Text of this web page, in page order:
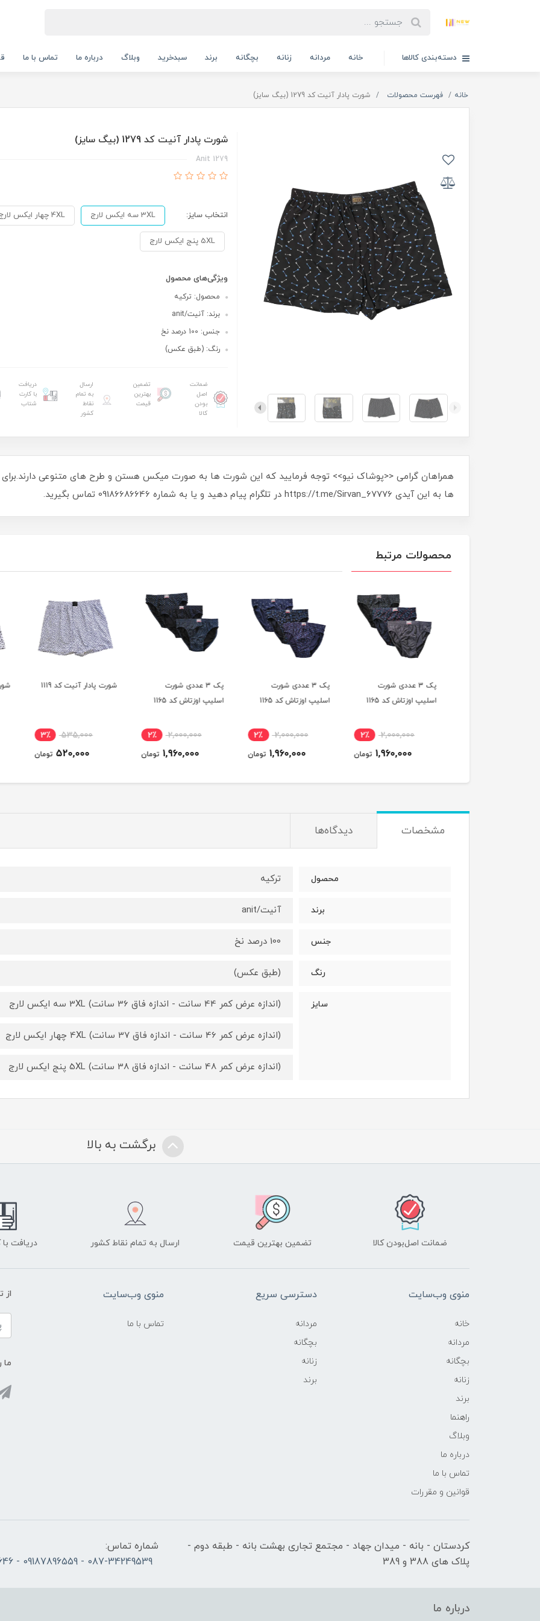
دسته‌بندی کالاها خانه مردانه زنانه بچگانه برند سبدخرید وبلاگ درباره ما تماس با ما
خانه فهرست محصولات شورت پادار آنیت کد 1279 (بیگ سایز)
شورت پادار آنیت کد 1279 (بیگ سایز)
Anit 1279
انتخاب سایز: 3XL سه ایکس لارج 4XL چهار ایکس لارج
5XL پنج ایکس لارج
ویژگی‌های محصول
محصول: ترکیه
برند: آنیت/anit
جنس: 100 درصد نخ
رنگ: (طبق عکس)
ضمانت
اصل
بودن
کالا
تضمین
بهترین
قیمت
ارسال
به تمام
نقاط
کشور
دریافت
با کارت
شتاب
همراهان گرامی <<پوشاک نیو>> توجه فرمایید که این شورت ها به صورت میکس هستن و طرح های متنوعی
ها به این آیدی https://t.me/Sirvan_67776 در تلگرام پیام دهید و یا به شماره 09186686646 تماس بگیرید.
محصولات مرتبط
پک 3 عددی شورت
اسلیپ اوزتاش کد 1165
2,000,000 2٪
1,960,000 تومان
پک 3 عددی شورت
اسلیپ اوزتاش کد 1165
2,000,000 2٪
1,960,000 تومان
پک 3 عددی شورت
اسلیپ اوزتاش کد 1165
2,000,000 2٪
1,960,000 تومان
شورت پادار آنیت کد 1119
535,000 3٪
520,000 تومان
مشخصات دیدگاه‌ها
محصول ترکیه
برند آنیت/anit
جنس 100 درصد نخ
رنگ (طبق عکس)
سایز (اندازه عرض کمر 44 سانت - اندازه فاق 36 سانت) 3XL سه ایکس لارج
(اندازه عرض کمر 46 سانت - اندازه فاق 37 سانت) 4XL چهار ایکس لارج
(اندازه عرض کمر 48 سانت - اندازه فاق 38 سانت) 5XL پنج ایکس لارج
برگشت به بالا
ضمانت اصل‌بودن کالا تضمین بهترین قیمت ارسال به تمام نقاط کشور دریافت
منوی وب‌سایت
خانه
مردانه
بچگانه
زنانه
برند
راهنما
وبلاگ
درباره ما
تماس با ما
قوانین و مقررات
دسترسی سریع
مردانه
بچگانه
زنانه
برند
منوی وب‌سایت
تماس با ما
از
ما
کردستان - بانه - میدان جهاد - مجتمع تجاری بهشت بانه - طبقه دوم -
پلاک های 388 و 389
شماره تماس:
087-34249539 - 09187896559 - 09186686646
درباره ما